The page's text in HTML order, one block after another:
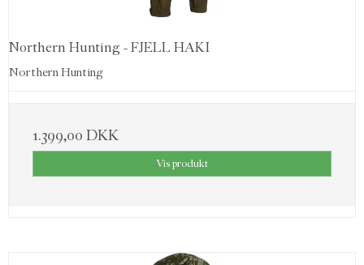
Northern Hunting - FJELL HAKI
Northern Hunting
1.399,00 DKK
Vis produkt